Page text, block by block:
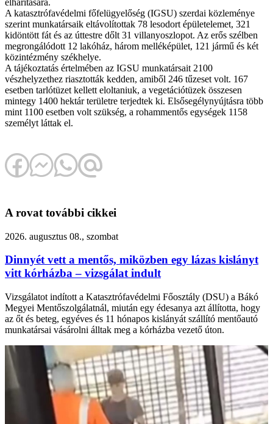
elhárítására.
A katasztrófavédelmi főfelügyelőség (IGSU) szerdai közleménye
szerint munkatársaik eltávolítottak 78 lesodort épületelemet, 321
kidöntött fát és az úttestre dőlt 31 villanyoszlopot. Az erős szélben
megrongálódott 12 lakóház, három melléképület, 121 jármű és két
közintézmény székhelye.
A tájékoztatás értelmében az IGSU munkatársait 2100
vészhelyzethez riasztották kedden, amiből 246 tűzeset volt. 167
esetben tarlótüzet kellett eloltaniuk, a vegetációtüzek összesen
mintegy 1400 hektár területre terjedtek ki. Elsősegélynyújtásra több
mint 1100 esetben volt szükség, a rohammentős egységek 1158
személyt láttak el.
A rovat további cikkei
2026. augusztus 08., szombat
Dinnyét vett a mentős, miközben egy lázas kislányt
vitt kórházba – vizsgálat indult
Vizsgálatot indított a Katasztrófavédelmi Főosztály (DSU) a Bákó
Megyei Mentőszolgálatnál, miután egy édesanya azt állította, hogy
az őt és beteg, egyéves és 11 hónapos kislányát szállító mentőautó
munkatársai vásárolni álltak meg a kórházba vezető úton.